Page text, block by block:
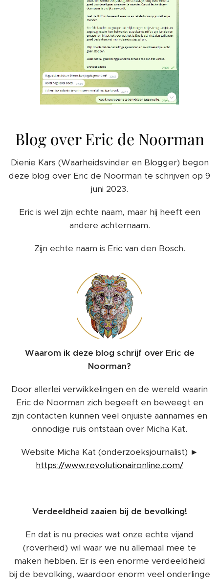
Blog over Eric de Noorman
Dienie Kars (Waarheidsvinder en Blogger) begon
deze blog over Eric de Noorman te schrijven op 9
juni 2023.
Eric is wel zijn echte naam, maar hij heeft een
andere achternaam.
Zijn echte naam is Eric van den Bosch.
Waarom ik deze blog schrijf over Eric de
Noorman?
Door allerlei verwikkelingen en de wereld waarin
Eric de Noorman zich begeeft en beweegt en
zijn contacten kunnen veel onjuiste aannames en
onnodige ruis ontstaan over Micha Kat.
Website Micha Kat (onderzoeksjournalist) ►
https://www.revolutionaironline.com/
Verdeeldheid zaaien bij de bevolking!
En dat is nu precies wat onze echte vijand
(roverheid) wil waar we nu allemaal mee te
maken hebben. Er is een enorme verdeeldheid
bij de bevolking, waardoor enorm veel onderlinge